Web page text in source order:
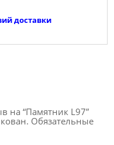
доставки
на “Памятник L97”
Обязательные